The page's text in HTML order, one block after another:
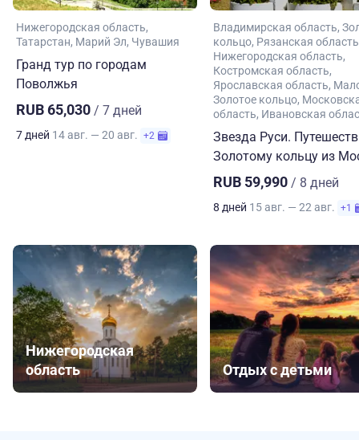
Нижегородская область
Татарстан Марий Эл Чувашия
Гранд тур по городам
Поволжья
RUB 65,030 / 7 дней
7 дней 14 авг. — 20 авг. +2
Владимирская область
кольцо Рязанская область
Нижегородская область
Костромская область
Ярославская область
Золотое кольцо
область Ивановская
Звезда Руси.
Золотому кольцу из
RUB 59,990 / 8 дней
8 дней 15 авг. — 22 авг. +1
Нижегородская
область
Отдых с детьми